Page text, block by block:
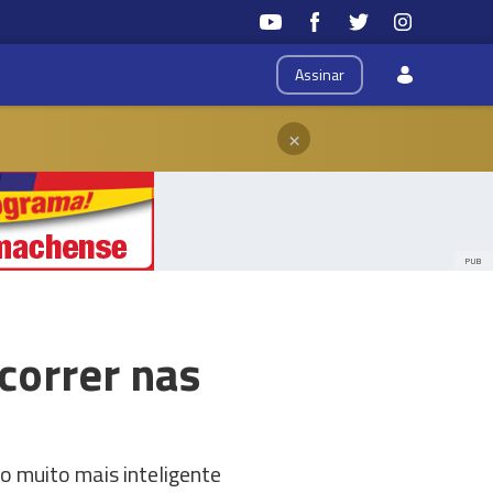
Assinar
×
PUB
nas
muito mais inteligente